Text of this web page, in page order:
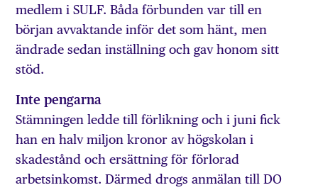
medlem i SULF. Båda förbunden var till en
början avvaktande inför det som hänt, men
ändrade sedan inställning och gav honom sitt
stöd.
Inte pengarna
Stämningen ledde till förlikning och i juni fick
han en halv miljon kronor av högskolan i
skadestånd och ersättning för förlorad
arbetsinkomst. Därmed drogs anmälan till DO